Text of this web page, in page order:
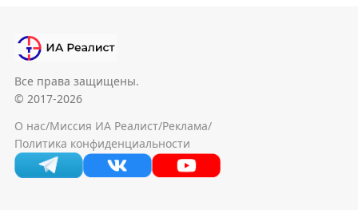
Все права защищены.
© 2017-2026
О нас/Миссия ИА Реалист/Реклама/
Политика конфиденциальности